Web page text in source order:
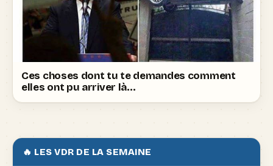
Ces choses dont tu te demandes comment
elles ont pu arriver là…
🔥 LES VDR DE LA SEMAINE